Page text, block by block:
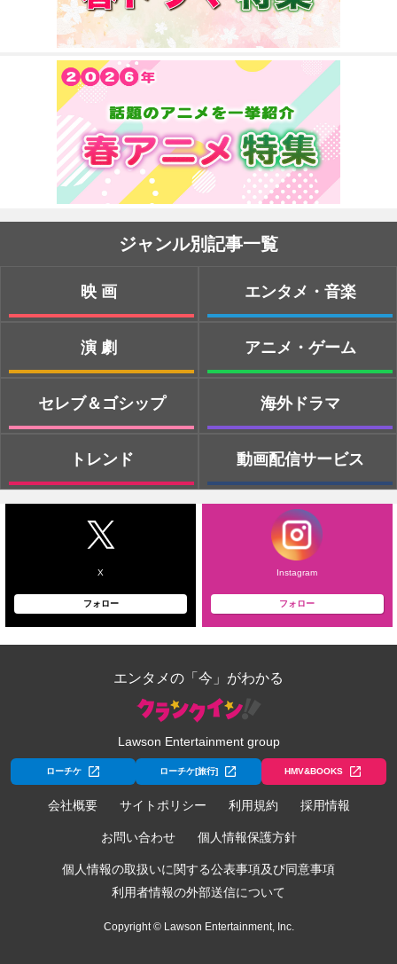
ジャンル別記事一覧
映画
演劇
セレブ＆ゴシップ
トレンド
エンタメ・音楽
アニメ・ゲーム
海外ドラマ
動画配信サービス
X
フォロー
Instagram
フォロー
エンタメの「今」がわかる
Lawson Entertainment group
ローチケ ローチケ[旅行] HMV&BOOKS
会社概要 サイトポリシー 利用規約 採用情報
お問い合わせ 個人情報保護方針
個人情報の取扱いに関する公表事項及び同意事項
利用者情報の外部送信について
Copyright © Lawson Entertainment, Inc.